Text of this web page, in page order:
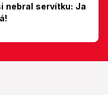
nebral servítku: Ja